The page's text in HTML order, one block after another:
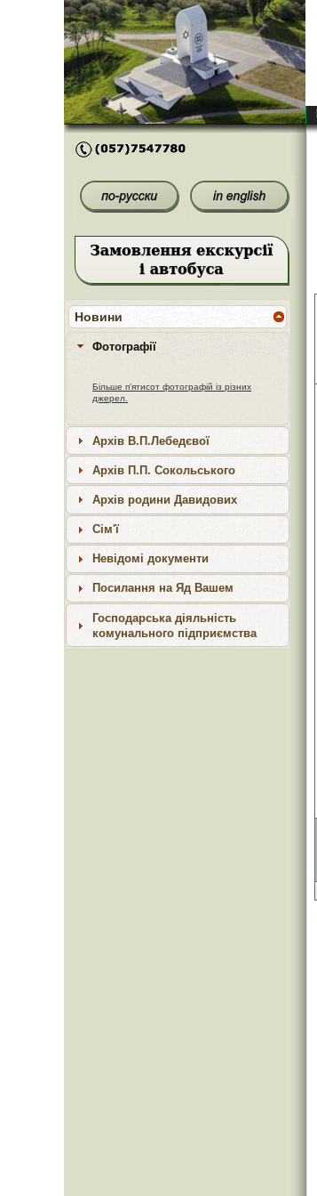
Новини
Фотографії
Більше п'ятисот фотографій із різних
джерел.
Архів В.П.Лебедєвої
Архів П.П. Сокольського
Архів родини Давидових
Сім'ї
Невідомі документи
Посилання на Яд Вашем
Господарська діяльність
комунального підприємства